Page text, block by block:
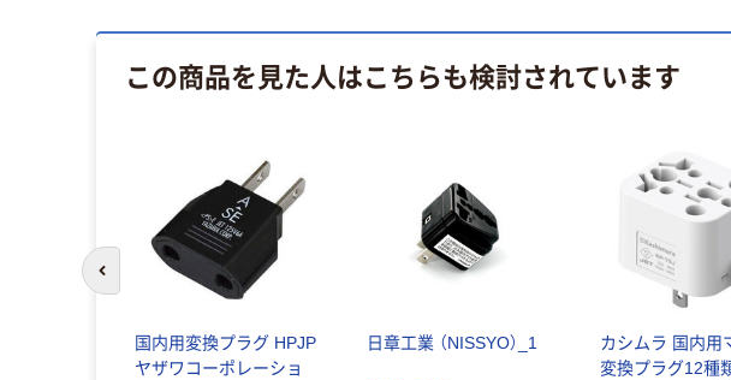
この商品を見た人はこちらも検討されています
国内用変換プラグ HPJP
ヤザワコーポレーショ
日章工業 （NISSYO）_1
カシムラ 国内用
変換プラグ12種
前のスライドへ